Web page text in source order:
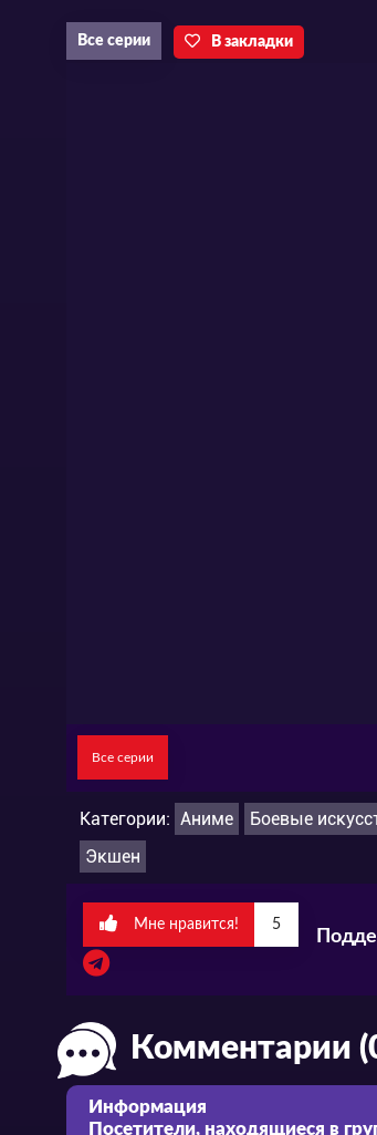
Все серии В закладки
Все серии
Категории: Аниме Боевые
Экшен
Мне нравится! 5
Комментарии
Информация
Посетители, находящиеся в